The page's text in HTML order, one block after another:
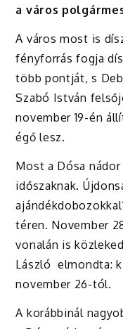
a város
A város most is
fényforrás fogja
több pontját, s
Szabó István
november 19-én
égő lesz.
Most a Dósa
időszaknak.
téren. November
vonalán is
László elmondta:
november 26-tól.
A korábbinál